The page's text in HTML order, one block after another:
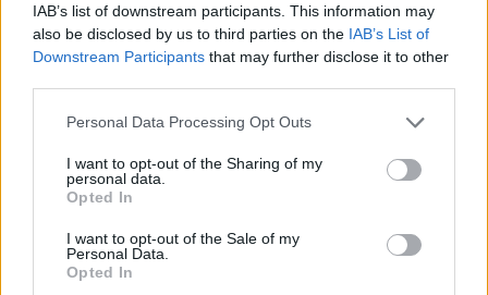
IAB’s list of downstream participants. This information may
also be disclosed by us to third parties on the IAB’s List of
Downstream Participants that may further disclose it to other
Personal Data Processing Opt Outs
I want to opt-out of the Sharing of my
personal data.
Opted In
I want to opt-out of the Sale of my
Personal Data.
Opted In